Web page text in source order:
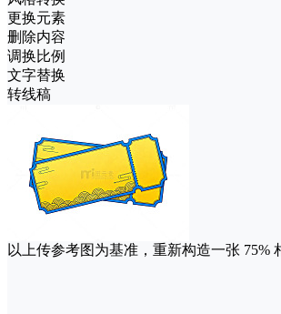
更换元素
删除内容
调换比例
文字替换
转线稿
以上传参考图为基准，重新构造一张 75%